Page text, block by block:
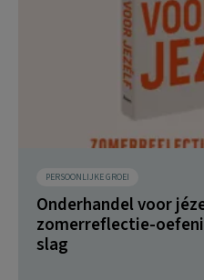
PERSOONLIJKE GROEI
Onderhandel voor
zomerreflectie-
slag